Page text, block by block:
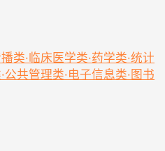
类·临床医学类·药学类·统计
公共管理类·电子信息类·图书